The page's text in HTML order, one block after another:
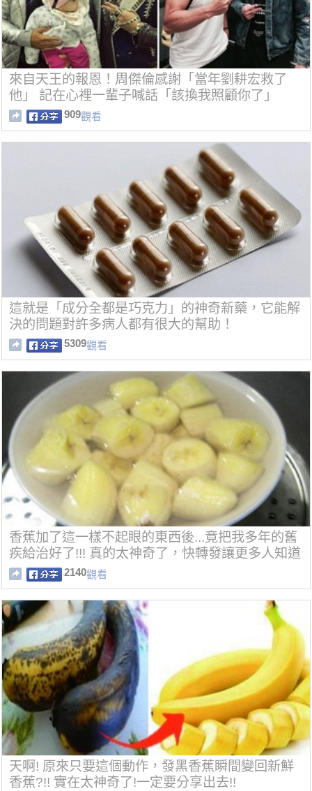
來自天王的報恩！周傑倫感謝「當年劉耕宏救了
他」 記在心裡一輩子喊話「該換我照顧你了」
909觀看
這就是「成分全都是巧克力」的神奇新藥，它能解
決的問題對許多病人都有很大的幫助！
5309觀看
香蕉加了這一樣不起眼的東西後...竟把我多年的舊
疾給治好了!!! 真的太神奇了，快轉發讓更多人知道
吧!!
2140觀看
天啊! 原來只要這個動作，發黑香蕉瞬間變回新鮮
香蕉?!! 實在太神奇了!一定要分享出去!!